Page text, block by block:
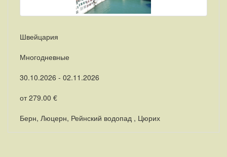
Швейцария
Многодневные
30.10.2026 - 02.11.2026
от 279.00 €
Берн, Люцерн, Рейнский водопад , Цюрих